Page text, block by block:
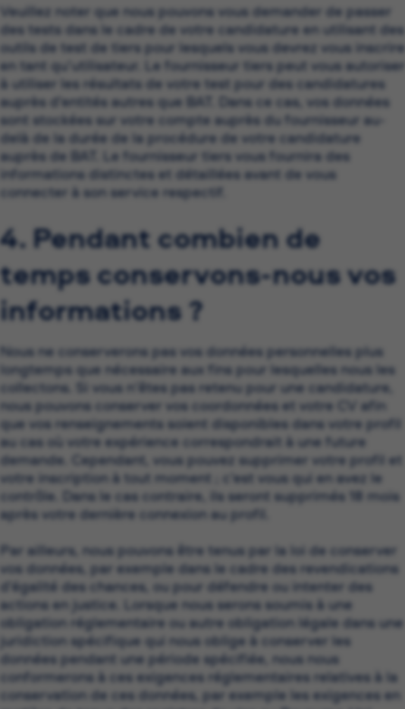
Veuillez noter que nous pouvons vous demander de passer
des tests dans le cadre de votre candidature en utilisant des
outils de test de tiers pour lesquels vous devrez vous inscrire
en tant qu’utilisateur. Le fournisseur tiers peut vous autoriser
à utiliser les résultats de votre test pour des candidatures
auprès d’entités autres que BAT. Dans ce cas, vos données
sont stockées sur votre compte auprès du fournisseur au-
delà de la durée de la procédure de votre candidature
auprès de BAT. Le fournisseur tiers vous fournira des
informations distinctes et détaillées avant de vous
connecter à son service respectif.
4. Pendant combien de
temps conservons-nous vos
informations ?
Nous ne conserverons pas vos données personnelles plus
longtemps que nécessaire aux fins pour lesquelles nous les
collectons. Si vous n’êtes pas retenu pour une candidature,
nous pouvons conserver vos coordonnées et votre CV afin
que vos renseignements soient disponibles dans votre profil
au cas où votre expérience correspondrait à une future
demande. Cependant, vous pouvez supprimer votre profil et
votre inscription à tout moment ; c’est vous qui en avez le
contrôle. Dans le cas contraire, ils seront supprimés 18 mois
après votre dernière connexion au profil.
Par ailleurs, nous pouvons être tenus par la loi de conserver
vos données, par exemple dans le cadre des revendications
d’égalité des chances, ou pour défendre ou intenter des
actions en justice. Lorsque nous serons soumis à une
obligation réglementaire ou autre obligation légale dans une
juridiction spécifique qui nous oblige à conserver les
données pendant une période spécifiée, nous nous
conformerons à ces exigences réglementaires relatives à la
conservation de ces données, par exemple les exigences en